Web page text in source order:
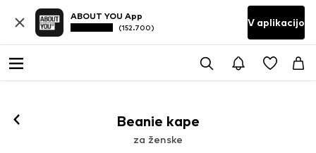
ABOUT YOU App
(152.700) V aplikacijo
Beanie kape
za ženske